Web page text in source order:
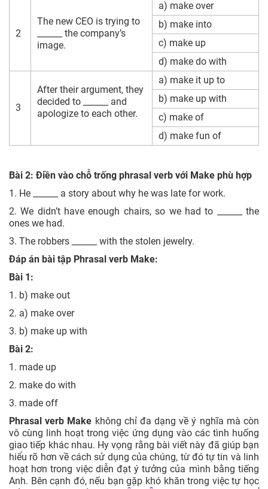
2
The new CEO is trying to
______ the company’s
image.
a) make over
b) make into
c) make up
d) make do with
3
After their argument, they
decided to ______ and
apologize to each other.
a) make it up to
b) make up with
c) make of
d) make fun of
Bài 2: Điền vào chỗ trống phrasal verb với Make phù hợp
1. He ______ a story about why he was late for work.
2. We didn’t have enough chairs, so we had to ______ the
ones we had.
3. The robbers ______ with the stolen jewelry.
Đáp án bài tập Phrasal verb Make:
Bài 1:
1. b) make out
2. a) make over
3. b) make up with
Bài 2:
1. made up
2. make do with
3. made off
Phrasal verb Make không chỉ đa dạng về ý nghĩa mà còn
vô cùng linh hoạt trong việc ứng dụng vào các tình huống
giao tiếp khác nhau. Hy vọng rằng bài viết này đã giúp bạn
hiểu rõ hơn về cách sử dụng của chúng, từ đó tự tin và linh
hoạt hơn trong việc diễn đạt ý tưởng của mình bằng tiếng
Anh. Bên cạnh đó, nếu bạn gặp khó khăn trong việc tự học